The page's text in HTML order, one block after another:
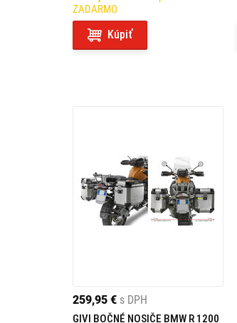
ZADARMO
Kúpiť
259,95 € s DPH
GIVI BOČNÉ NOSIČE BMW R 1200